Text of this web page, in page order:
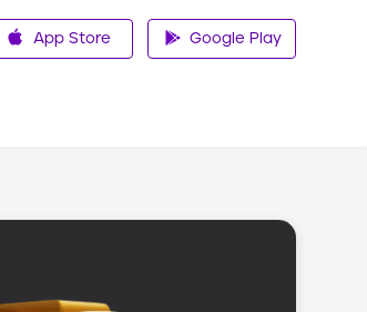
App Store Google Play